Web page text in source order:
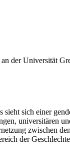
der Universität
sich einer
universitären
zwischen
der